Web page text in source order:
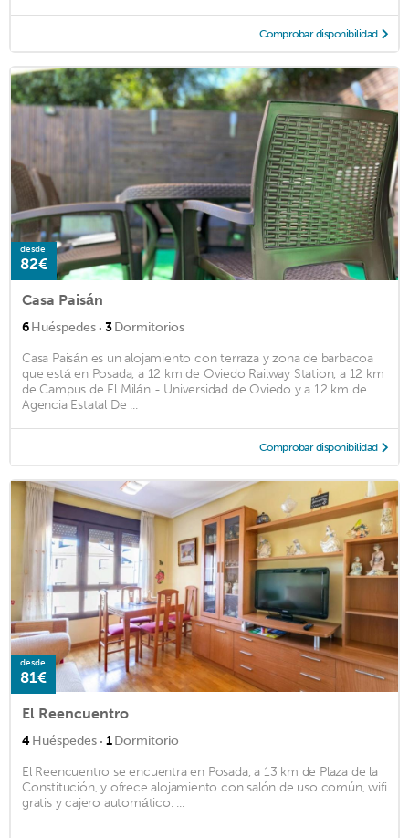
Comprobar disponibilidad
desde
82€
Casa Paisán
6Huéspedes · 3Dormitorios
Casa Paisán es un alojamiento con terraza y zona de barbacoa
que está en Posada, a 12 km de Oviedo Railway Station, a 12 km
de Campus de El Milán - Universidad de Oviedo y a 12 km de
Agencia Estatal De ...
Comprobar disponibilidad
desde
81€
El Reencuentro
4Huéspedes · 1Dormitorio
El Reencuentro se encuentra en Posada, a 13 km de Plaza de la
Constitución, y ofrece alojamiento con salón de uso común, wifi
gratis y cajero automático. ...